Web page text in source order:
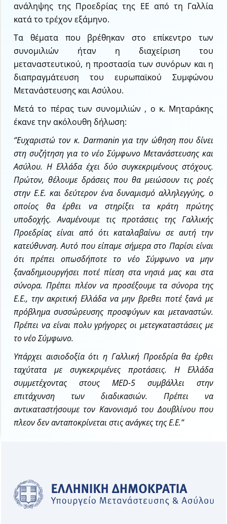
ανάληψης της Προεδρίας της ΕΕ από τη Γαλλία
κατά το τρέχον εξάμηνο.
Τα θέματα που βρέθηκαν στο επίκεντρο των
συνομιλιών ήταν η διαχείριση του
μεταναστευτικού, η προστασία των συνόρων και η
διαπραγμάτευση του ευρωπαϊκού Συμφώνου
Μετανάστευσης και Ασύλου.
Μετά το πέρας των συνομιλιών , ο κ. Μηταράκης
έκανε την ακόλουθη δήλωση:
‘’Ευχαριστώ τον κ. Darmaninγια την ώθηση που δίνει
στη συζήτηση για το νέο Σύμφωνο Μετανάστευσης και
Ασύλου. Η Ελλάδα έχει δύο συγκεκριμένους στόχους.
Πρώτον, θέλουμε δράσεις που θα μειώσουν τις ροές
στην Ε.Ε. και δεύτερον ένα δυναμισμό αλληλεγγύης, ο
οποίος θα έρθει να στηρίξει τα κράτη πρώτης
υποδοχής. Αναμένουμε τις προτάσεις της Γαλλικής
Προεδρίας είναι από ότι καταλαβαίνω σε αυτή την
κατεύθυνση. Αυτό που είπαμε σήμερα στο Παρίσι είναι
ότι πρέπει οπωσδήποτε το νέο Σύμφωνο να μην
ξαναδημιουργήσει ποτέ πίεση στα νησιά μας και στα
σύνορα. Πρέπει πλέον να προσέξουμε τα σύνορα της
Ε.Ε., την ακριτική Ελλάδα να μην βρεθει ποτέ ξανά με
πρόβλημα συσσώρευσης προσφύγων και μεταναστών.
Πρέπει να είναι πολυ γρήγορες οι μετεγκαταστάσεις με
το νέο Σύμφωνο.
Υπάρχει αισιοδοξία ότι η Γαλλική Προεδρία θα έρθει
ταχύτατα με συγκεκριμένες προτάσεις. Η Ελλάδα
συμμετέχοντας στους MED-5 συμβάλλει στην
επιτάχυνση των διαδικασιών. Πρέπει να
αντικαταστήσουμε τον Κανονισμό του Δουβλίνου που
πλεον δεν ανταποκρίνεται στις ανάγκες της Ε.Ε.”